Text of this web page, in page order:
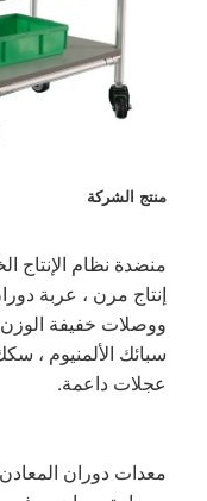
منتج الشركة
عجلات داعمة.